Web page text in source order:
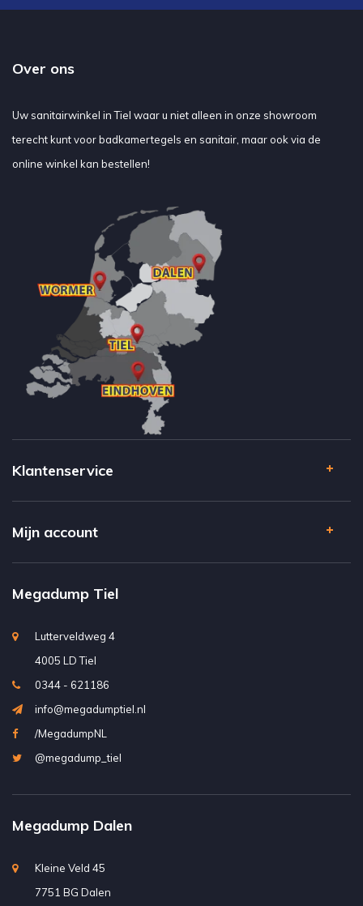
Over ons
Uw sanitairwinkel in Tiel waar u niet alleen in onze showroom
terecht kunt voor badkamertegels en sanitair, maar ook via de
online winkel kan bestellen!
Klantenservice
Mijn account
Megadump Tiel
Lutterveldweg 4
4005 LD Tiel
0344 - 621186
info@megadumptiel.nl
/MegadumpNL
@megadump_tiel
Megadump Dalen
Kleine Veld 45
7751 BG Dalen